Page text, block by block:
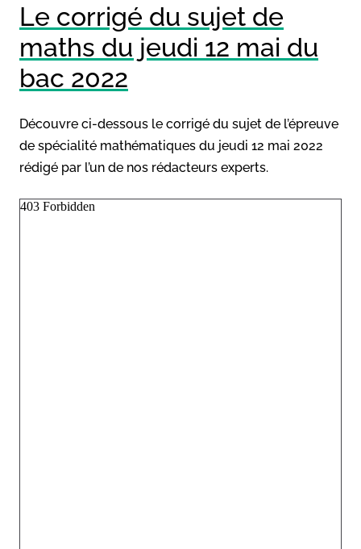
Le corrigé du sujet de
maths du jeudi 12 mai du
bac 2022
Découvre ci-dessous le corrigé du sujet de l’épreuve
de spécialité mathématiques du jeudi 12 mai 2022
rédigé par l’un de nos rédacteurs experts.